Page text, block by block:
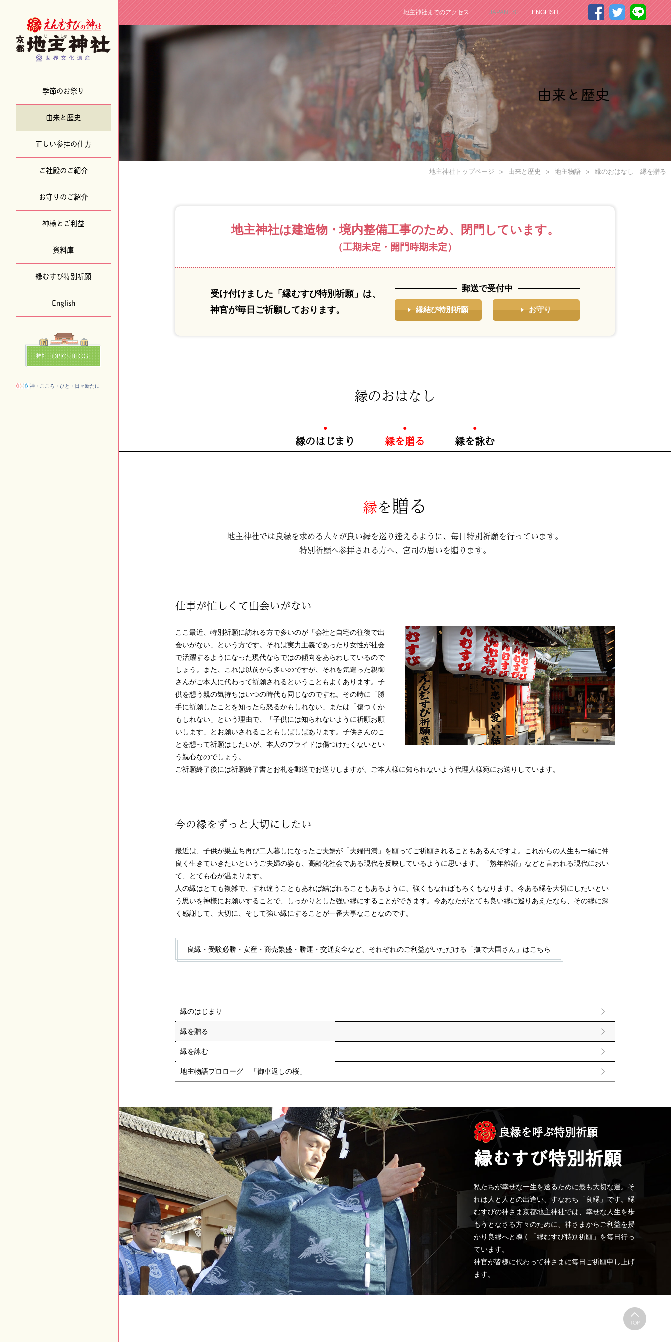
季節のお祭り
由来と歴史
正しい参拝の仕方
ご社殿のご紹介
お守りのご紹介
神様とご利益
資料庫
縁むすび特別祈願
English
神・こころ・ひと・日々新たに
地主神社までのアクセス JAPANESE ENGLISH
由来と歴史
地主神社トップページ 由来と歴史 地主物語 縁のおはなし 縁を贈る
地主神社は建造物・境内整備工事のため、閉⾨しています。
（工期未定・開門時期未定）
受け付けました「縁むすび特別祈願」は、
神官が毎⽇ご祈願しております。
郵送で受付中
縁結び特別祈願 お守り
縁のおはなし
縁のはじまり 縁を贈る 縁を詠む
縁を贈る
地主神社では良縁を求める人々が良い縁を巡り逢えるように、毎日特別祈願を行っています。
特別祈願へ参拝される方へ、宮司の思いを贈ります。
仕事が忙しくて出会いがない
ここ最近、特別祈願に訪れる方で多いのが「会社と自宅の往復で出
会いがない」という方です。それは実力主義であったり女性が社会
で活躍するようになった現代ならではの傾向をあらわしているので
しょう。また、これは以前から多いのですが、それを気遣った親御
さんがご本人に代わって祈願されるということもよくあります。子
供を想う親の気持ちはいつの時代も同じなのですね。その時に「勝
手に祈願したことを知ったら怒るかもしれない」または「傷つくか
もしれない」という理由で、「子供には知られないように祈願お願
いします」とお願いされることもしばしばあります。子供さんのこ
とを想って祈願はしたいが、本人のプライドは傷つけたくないとい
う親心なのでしょう。
ご祈願終了後には祈願終了書とお札を郵送でお送りしますが、ご本人様に知られないよう代理人様宛にお送りしています。
今の縁をずっと大切にしたい
最近は、子供が巣立ち再び二人暮しになったご夫婦が「夫婦円満」を願ってご祈願されることもあるんですよ。これからの人生も一緒に仲
良く生きていきたいというご夫婦の姿も、高齢化社会である現代を反映しているように思います。「熟年離婚」などと言われる現代におい
て、とても心が温まります。
人の縁はとても複雑で、すれ違うこともあれば結ばれることもあるように、強くもなればもろくもなります。今ある縁を大切にしたいとい
う思いを神様にお願いすることで、しっかりとした強い縁にすることができます。今あなたがとても良い縁に巡りあえたなら、その縁に深
く感謝して、大切に、そして強い縁にすることが一番大事なことなのです。
良縁・受験必勝・安産・商売繁盛・勝運・交通安全など、それぞれのご利益がいただける「撫で大国さん」はこちら
縁のはじまり
縁を贈る
縁を詠む
地主物語プロローグ 「御車返しの桜」
良縁を呼ぶ特別祈願
縁むすび特別祈願
私たちが幸せな一生を送るために最も大切な運。そ
れは人と人との出逢い、すなわち「良縁」です。縁
むすびの神さま京都地主神社では、幸せな人生を歩
もうとなさる方々のために、神さまからご利益を授
かり良縁へと導く「縁むすび特別祈願」を毎日行っ
ています。
神官が皆様に代わって神さまに毎日ご祈願申し上げ
ます。